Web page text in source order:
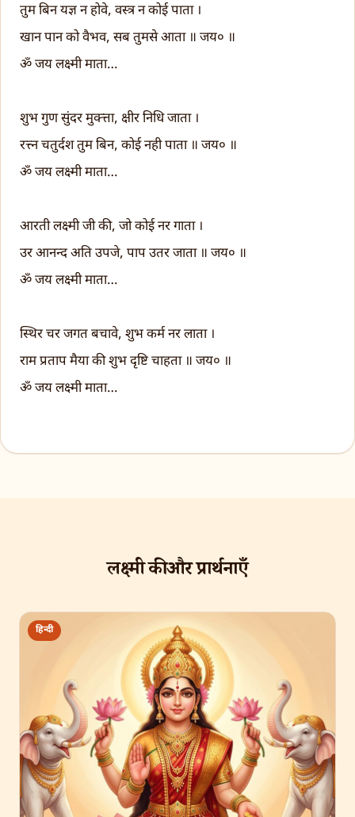
तुम बिन यज्ञ न होवे, वस्त्र न कोई पाता ।
खान पान को वैभव, सब तुमसे आता ॥ जय० ॥
ॐ जय लक्ष्मी माता…
शुभ गुण सुंदर मुक्त्ता, क्षीर निधि जाता ।
रत्त्न चतुर्दश तुम बिन, कोई नही पाता ॥ जय० ॥
ॐ जय लक्ष्मी माता…
आरती लक्ष्मी जी की, जो कोई नर गाता ।
उर आनन्द अति उपजे, पाप उतर जाता ॥ जय० ॥
ॐ जय लक्ष्मी माता…
स्थिर चर जगत बचावे, शुभ कर्म नर लाता ।
राम प्रताप मैया की शुभ दृष्टि चाहता ॥ जय० ॥
ॐ जय लक्ष्मी माता…
लक्ष्मी की और प्रार्थनाएँ
हिन्दी